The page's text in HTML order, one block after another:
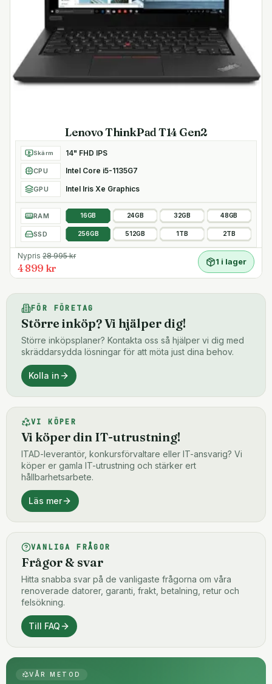
Lenovo ThinkPad T14 Gen2
Skärm 14" FHD IPS
CPU Intel Core i5-1135G7
GPU Intel Iris Xe Graphics
RAM 16GB 24GB 32GB 48GB
SSD 256GB 512GB 1TB 2TB
Nypris 28 995kr
4 899 kr
1 i lager
FÖR FÖRETAG
Större inköp? Vi hjälper dig!
Större inköpsplaner? Kontakta oss så hjälper vi dig med
skräddarsydda lösningar för att möta just dina behov.
Kolla in
VI KÖPER
Vi köper din IT-utrustning!
ITAD-leverantör, konkursförvaltare eller IT-ansvarig? Vi
köper er gamla IT-utrustning och stärker ert
hållbarhetsarbete.
Läs mer
VANLIGA FRÅGOR
Frågor & svar
Hitta snabba svar på de vanligaste frågorna om våra
renoverade datorer, garanti, frakt, betalning, retur och
felsökning.
Till FAQ
VÅR METOD